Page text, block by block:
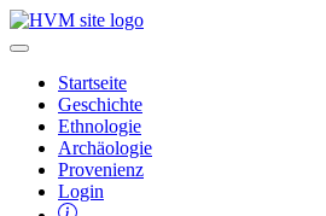
Startseite
Geschichte
Ethnologie
Archäologie
Provenienz
Login